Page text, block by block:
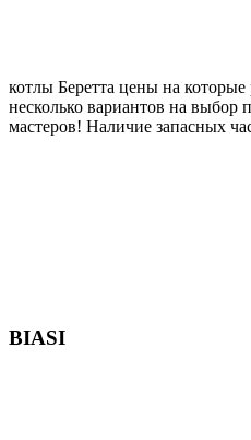
котлы Беретта цены на которые
несколько вариантов на выбор
мастеров! Наличие запасных
BIASI